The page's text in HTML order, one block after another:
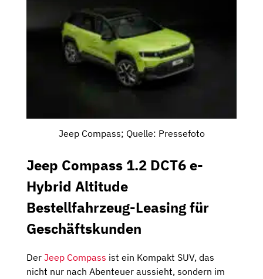
Jeep Compass; Quelle: Pressefoto
Jeep Compass 1.2 DCT6 e-
Hybrid Altitude
Bestellfahrzeug-Leasing für
Geschäftskunden
Der Jeep Compass ist ein Kompakt SUV, das
nicht nur nach Abenteuer aussieht, sondern im